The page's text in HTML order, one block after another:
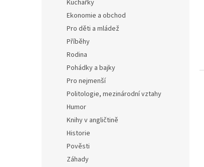
Kuchařky
Ekonomie a obchod
Pro děti a mládež
Příběhy
Rodina
Pohádky a bajky
Pro nejmenší
Politologie, mezinárodní vztahy
Humor
Knihy v angličtině
Historie
Pověsti
Záhady